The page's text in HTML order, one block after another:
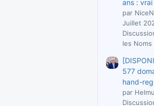
ans :
par
Juillet
les Noms
577
hand-reg
par